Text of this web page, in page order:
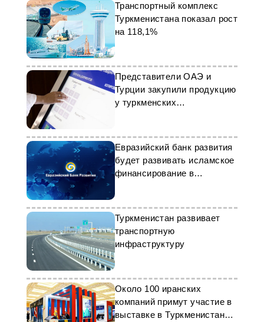
Транспортный комплекс
Туркменистана показал рост
на 118,1%
Представители ОАЭ и
Турции закупили продукцию
у туркменских
Евразийский банк развития
будет развивать исламское
финансирование в
Туркменистан развивает
транспортную
инфраструктуру
Около 100 иранских
компаний примут участие в
выставке в Туркменистане